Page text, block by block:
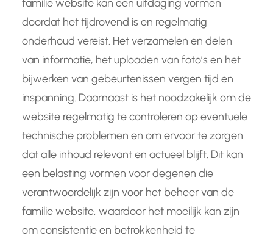
familie website kan een uitdaging vormen
doordat het tijdrovend is en regelmatig
onderhoud vereist. Het verzamelen en delen
van informatie, het uploaden van foto’s en het
bijwerken van gebeurtenissen vergen tijd en
inspanning. Daarnaast is het noodzakelijk om de
website regelmatig te controleren op eventuele
technische problemen en om ervoor te zorgen
dat alle inhoud relevant en actueel blijft. Dit kan
een belasting vormen voor degenen die
verantwoordelijk zijn voor het beheer van de
familie website, waardoor het moeilijk kan zijn
om consistentie en betrokkenheid te